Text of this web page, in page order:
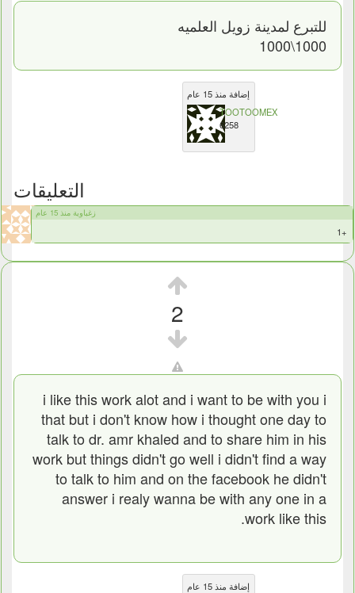
للتبرع لمدينة زويل العلميه
1000\1000
إضافة منذ 15 عام
TOOTOOMEX
6258
التعليقات
زغباوية منذ 15 عام
+1
2
i like this work alot and i want to be with you i
that but i don't know how i thought one day to
talk to dr. amr khaled and to share him in his
work but things didn't go well i didn't find a way
to talk to him and on the facebook he didn't
answer i realy wanna be with any one in a
work like this.
إضافة منذ 15 عام